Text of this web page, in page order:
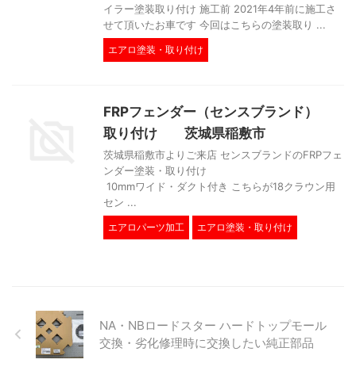
イラー塗装取り付け 施工前 2021年4年前に施工さ
せて頂いたお車です 今回はこちらの塗装取り ...
エアロ塗装・取り付け
FRPフェンダー（センスブランド）
取り付け 茨城県稲敷市
茨城県稲敷市よりご来店 センスブランドのFRPフェ
ンダー塗装・取り付け
10mmワイド・ダクト付き こちらが18クラウン用
セン ...
エアロパーツ加工 エアロ塗装・取り付け
NA・NBロードスター ハードトップモール
交換・劣化修理時に交換したい純正部品